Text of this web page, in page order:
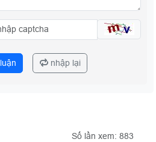
nhập lại
Số lần xem: 883